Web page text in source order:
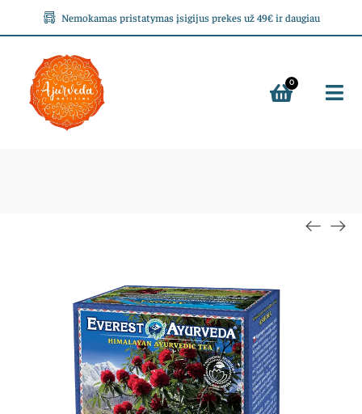
Nemokamas pristatymas įsigijus prekes už 49€ ir daugiau
0